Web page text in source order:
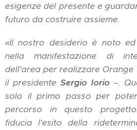
esigenze del presente e
futuro da costruire assieme.
«Il nostro desiderio è noto
nella manifestazione di
dell'area per realizzare
il presidente Sergio Iorio–.
solo il primo passo per
percorso in questo
fiducia l'esito della